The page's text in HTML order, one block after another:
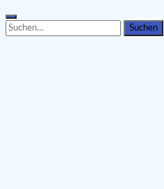
Search
for:
Search